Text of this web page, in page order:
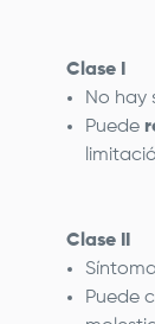
Clase I
No hay
Puede
Clase II
Puede